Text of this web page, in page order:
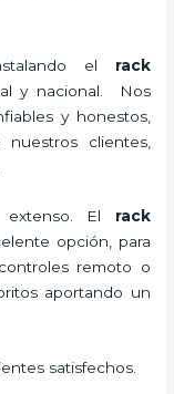
el rack
y nacional.
Nos
y honestos,
clientes,
extenso. El rack
opción, para
remoto o
aportando un
satisfechos.